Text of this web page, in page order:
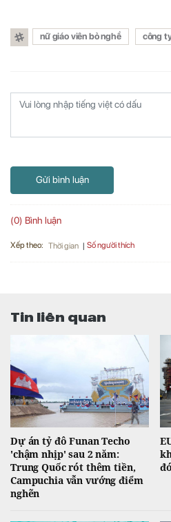
nữ giáo viên bỏ nghề công
Gửi bình luận
(0) Bình luận
Xếp theo: Thời gian Số người thích
Tin liên quan
Dự án tỷ đô Funan Techo
'chậm nhịp' sau 2 năm:
Trung Quốc rót thêm tiền,
Campuchia vẫn vướng điểm
nghẽn